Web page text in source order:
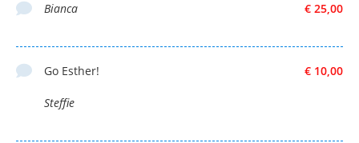
€ 25,00
Bianca
€ 10,00
Go Esther!
Steffie